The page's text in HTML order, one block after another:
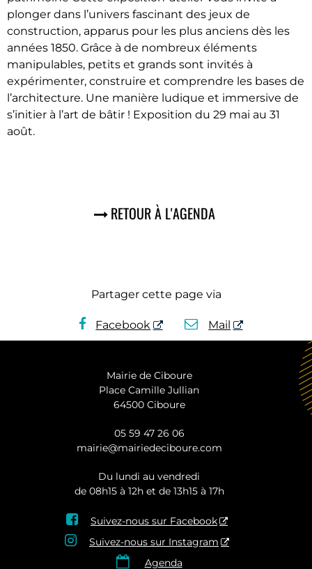
plonger dans l’univers fascinant des jeux de
construction, apparus pour les plus anciens dès les
années 1850. Grâce à de nombreux éléments
manipulables, petits et grands sont invités à
expérimenter, construire et comprendre les bases de
l’architecture. Une manière ludique et immersive de
s’initier à l’art de bâtir ! Exposition du 29 mai au 31
août.
RETOUR À L'AGENDA
Partager cette page via
Facebook Mail
Mairie de Ciboure
Place Camille Jullian
64500 Ciboure
05 59 47 26 06
mairie@mairiedeciboure.com
Du lundi au vendredi
de 08h15 à 12h et de 13h15 à 17h
 Suivez-nous sur Facebook
 Suivez-nous sur Instagram
 Agenda